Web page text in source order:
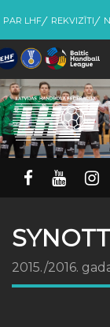
PAR LHF REKVIZĪTI
2015./2016.